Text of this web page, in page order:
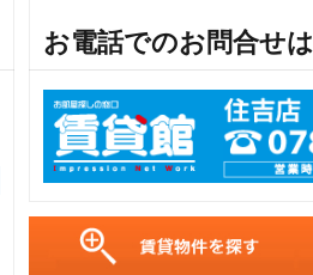
お電話でのお問合せは